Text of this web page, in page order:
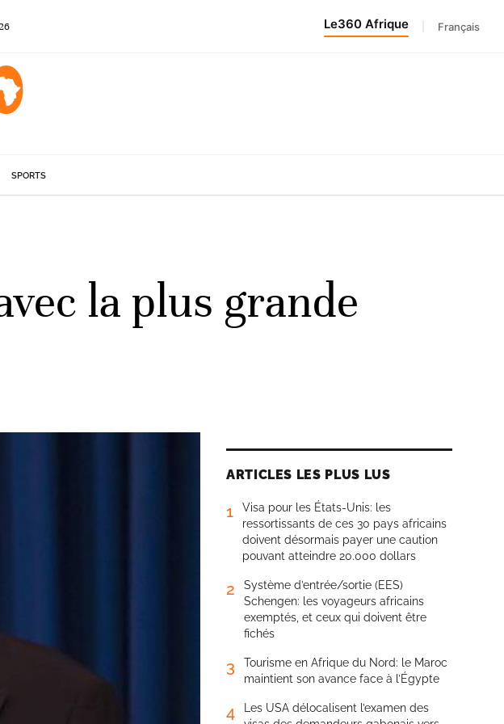
Le360 Afrique Français
SPORTS
la plus grande
ARTICLES LES PLUS LUS
1
Visa pour les États-Unis: les
ressortissants de ces 30 pays africains
doivent désormais payer une caution
pouvant atteindre 20.000 dollars
2
Système d’entrée/sortie (EES)
Schengen: les voyageurs africains
exemptés, et ceux qui doivent être
fichés
3
Tourisme en Afrique du Nord: le Maroc
maintient son avance face à l’Égypte
4
Les USA délocalisent l’examen des